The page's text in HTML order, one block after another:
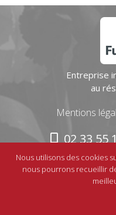
Entreprise
au
Mentions
02 33 55
Nous utilisons des cookies
nous pourrons recueillir